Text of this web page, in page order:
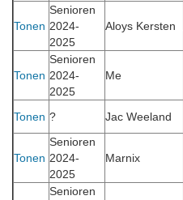
Tonen
Senioren
2024-
2025
Aloys Kersten
Tonen
Senioren
2024-
2025
Me
Tonen ? Jac Weeland
Tonen
Senioren
2024-
2025
Marnix
Senioren